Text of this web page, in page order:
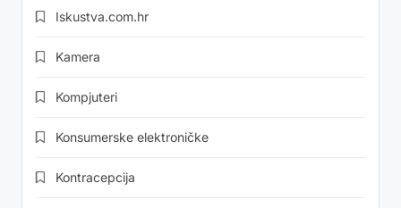
Iskustva.com.hr
Kamera
Kompjuteri
Konsumerske elektroničke
Kontracepcija